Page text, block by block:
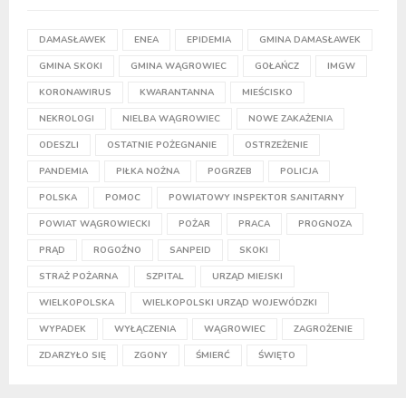
DAMASŁAWEK ENEA EPIDEMIA GMINA DAMASŁAWEK
GMINA SKOKI GMINA WĄGROWIEC GOŁAŃCZ IMGW
KORONAWIRUS KWARANTANNA MIEŚCISKO
NEKROLOGI NIELBA WĄGROWIEC NOWE ZAKAŻENIA
ODESZLI OSTATNIE POŻEGNANIE OSTRZEŻENIE
PANDEMIA PIŁKA NOŻNA POGRZEB POLICJA
POLSKA POMOC POWIATOWY INSPEKTOR SANITARNY
POWIAT WĄGROWIECKI POŻAR PRACA PROGNOZA
PRĄD ROGOŹNO SANPEID SKOKI
STRAŻ POŻARNA SZPITAL URZĄD MIEJSKI
WIELKOPOLSKA WIELKOPOLSKI URZĄD WOJEWÓDZKI
WYPADEK WYŁĄCZENIA WĄGROWIEC ZAGROŻENIE
ZDARZYŁO SIĘ ZGONY ŚMIERĆ ŚWIĘTO